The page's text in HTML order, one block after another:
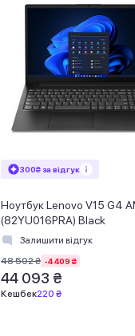
300₴ за відгук
Ноутбук Lenovo V15 G4
(82YU016PRA) Black
Залишити відгук
48 502 ₴ -4 409 ₴
44 093 ₴
Кешбек220 ₴